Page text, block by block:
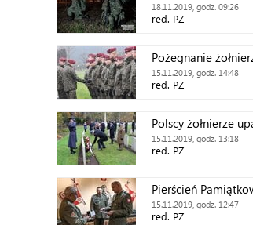
18.11.2019, godz. 09:26
red. PZ
Pożegnanie
15.11.2019, godz. 14:48
red. PZ
Polscy żołnierze
15.11.2019, godz. 13:18
red. PZ
Pierścień
15.11.2019, godz. 12:47
red. PZ